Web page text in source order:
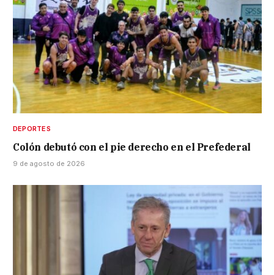
DEPORTES
Colón debutó con el pie derecho en el Prefederal
9 de agosto de 2026